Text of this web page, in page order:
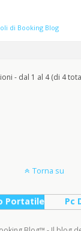
di Booking Blog
- dal 1 al 4 (di 4
Torna su
Portatile Pc